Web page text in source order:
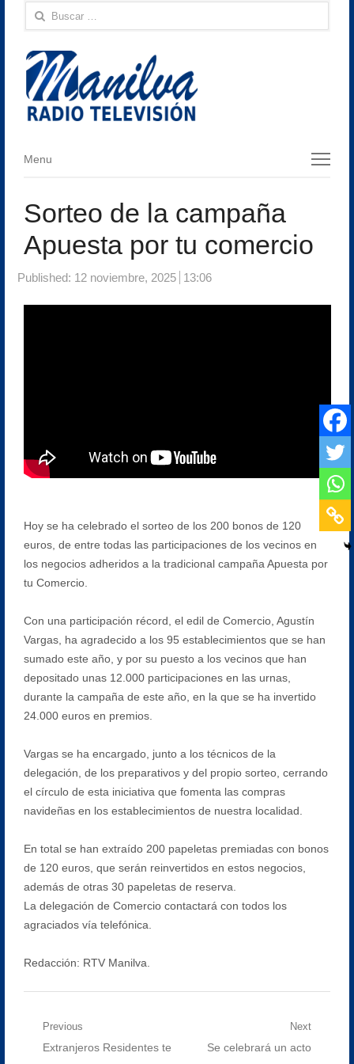
Buscar:
Menu
Menu
Sorteo de la campaña
Apuesta por tu comercio
Published: 12 noviembre, 2025 13:06
Hoy se ha celebrado el sorteo de los 200 bonos de 120
euros, de entre todas las participaciones de los vecinos en
los negocios adheridos a la tradicional campaña Apuesta por
tu Comercio.
Con una participación récord, el edil de Comercio, Agustín
Vargas, ha agradecido a los 95 establecimientos que se han
sumado este año, y por su puesto a los vecinos que han
depositado unas 12.000 participaciones en las urnas,
durante la campaña de este año, en la que se ha invertido
24.000 euros en premios.
Vargas se ha encargado, junto a los técnicos de la
delegación, de los preparativos y del propio sorteo, cerrando
el círculo de esta iniciativa que fomenta las compras
navideñas en los establecimientos de nuestra localidad.
En total se han extraído 200 papeletas premiadas con bonos
de 120 euros, que serán reinvertidos en estos negocios,
además de otras 30 papeletas de reserva.
La delegación de Comercio contactará con todos los
agraciados vía telefónica.
Redacción: RTV Manilva.
Navegación
Previous
Previous
Extranjeros Residentes te
Next
Next
Se celebrará un acto